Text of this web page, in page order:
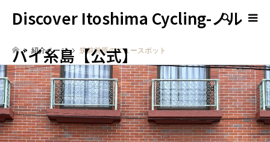
Discover Itoshima Cycling-ノル
バイ糸島【公式】
検索
紹介ページ 筑前前原のニュースポット